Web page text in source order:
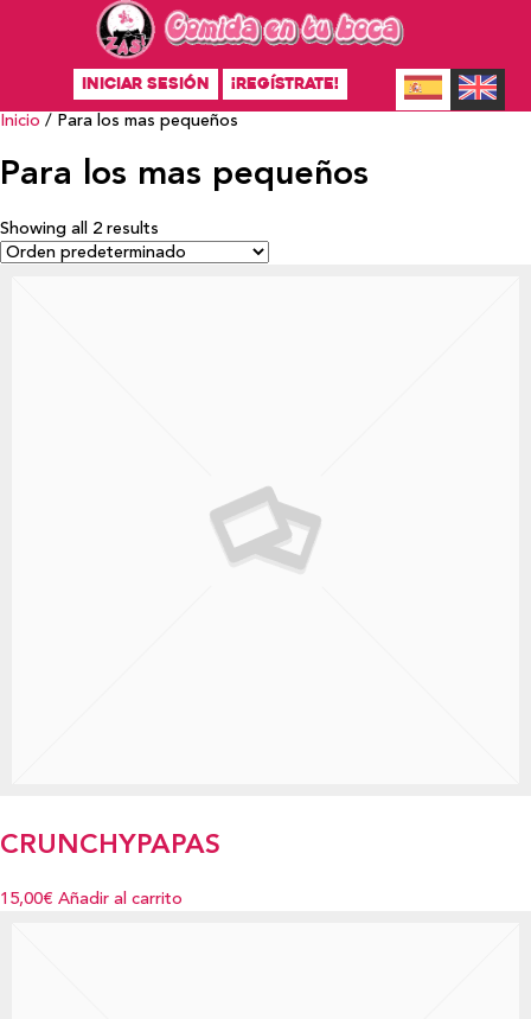
INICIAR SESIÓN ¡REGÍSTRATE!
Inicio / Para los mas pequeños
Para los mas pequeños
Showing all 2 results
CRUNCHYPAPAS
15,00€ Añadir al carrito